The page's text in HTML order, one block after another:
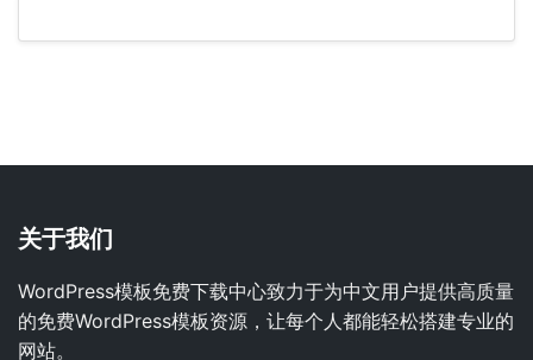
关于我们
WordPress模板免费下载中心致力于为中文用户提供高质量
的免费WordPress模板资源，让每个人都能轻松搭建专业的
网站。